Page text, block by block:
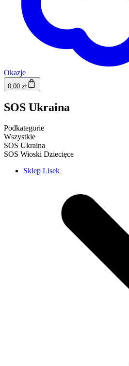
Okazje
0,00 zł
SOS Ukraina
Podkategorie
Wszystkie
SOS Ukraina
SOS Wioski Dziecięce
Sklep Lisek